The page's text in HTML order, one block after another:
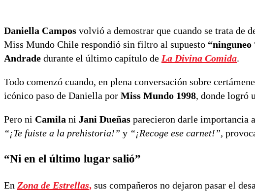
Daniella Campos volvió a demostrar que cuando se trata de
Miss Mundo Chile respondió sin filtro al supuesto “ninguneo
Andrade durante el último capítulo de La Divina Comida.
Todo comenzó cuando, en plena conversación sobre
icónico paso de Daniella por Miss Mundo 1998, donde logró
Pero ni Camila ni Jani Dueñas parecieron darle importancia
“¡Te fuiste a la prehistoria!” y “¡Recoge ese carnet!”,
“Ni en el último lugar salió”
En Zona de Estrellas, sus compañeros no dejaron pasar el